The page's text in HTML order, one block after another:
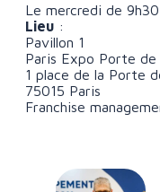
Le mercredi de 9h30
Lieu :
Pavillon 1
Paris Expo Porte de
1 place de la Porte
75015 Paris
Franchise